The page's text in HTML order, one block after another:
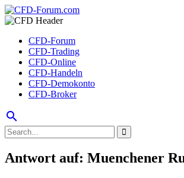
CFD-Forum
CFD-Trading
CFD-Online
CFD-Handeln
CFD-Demokonto
CFD-Broker
search
Antwort auf: Muenchener